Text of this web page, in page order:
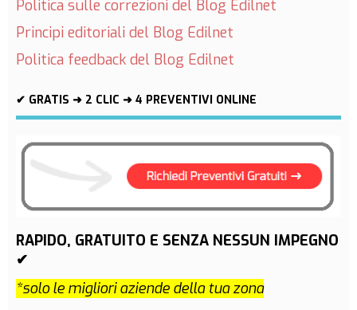
Politica sulle correzioni del Blog Edilnet
Principi editoriali del Blog Edilnet
Politica feedback del Blog Edilnet
✔ GRATIS ➜ 2 CLIC ➜ 4 PREVENTIVI ONLINE
RAPIDO, GRATUITO E SENZA NESSUN IMPEGNO
✔
*solo le migliori aziende della tua zona